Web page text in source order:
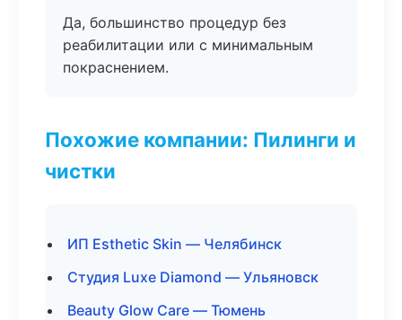
Да, большинство процедур без
реабилитации или с минимальным
покраснением.
Похожие компании: Пилинги и
чистки
ИП Esthetic Skin — Челябинск
Студия Luxe Diamond — Ульяновск
Beauty Glow Care — Тюмень